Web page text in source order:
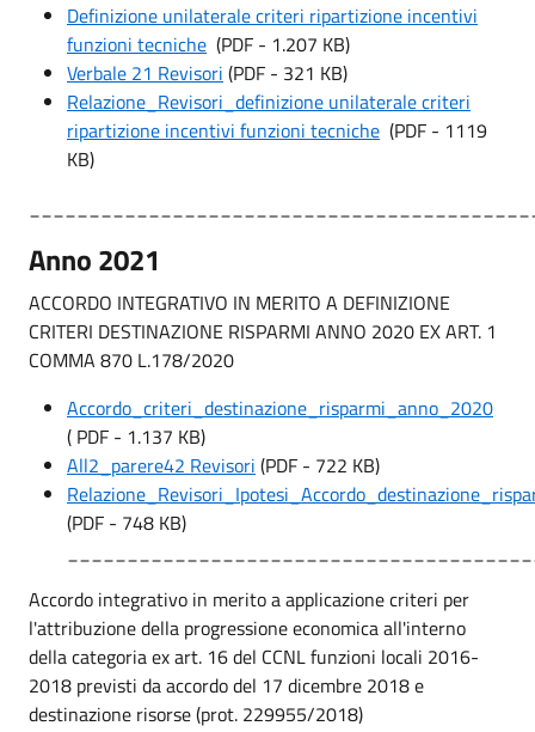
Definizione unilaterale criteri ripartizione incentivi
funzioni tecniche (PDF - 1.207 KB)
Verbale 21 Revisori (PDF - 321 KB)
Relazione_Revisori_definizione unilaterale criteri
ripartizione incentivi funzioni tecniche (PDF - 1119
KB)
Anno 2021
ACCORDO INTEGRATIVO IN MERITO A DEFINIZIONE
CRITERI DESTINAZIONE RISPARMI ANNO 2020 EX ART. 1
COMMA 870 L.178/2020
Accordo_criteri_destinazione_risparmi_anno_2020
( PDF - 1.137 KB)
All2_parere42 Revisori (PDF - 722 KB)
(PDF - 748 KB)
Accordo integrativo in merito a applicazione criteri per
l'attribuzione della progressione economica all'interno
della categoria ex art. 16 del CCNL funzioni locali 2016-
2018 previsti da accordo del 17 dicembre 2018 e
destinazione risorse (prot. 229955/2018)